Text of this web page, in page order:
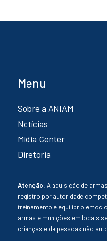
Menu
Sobre a ANIAM
Notícias
Mídia Center
Diretoria
Atenção: A aquisição de
registro por autoridade
treinamento e equilíbrio
armas e munições em locais
crianças e de pessoas não